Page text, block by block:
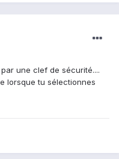
une clef de sécurité....
lorsque tu sélectionnes